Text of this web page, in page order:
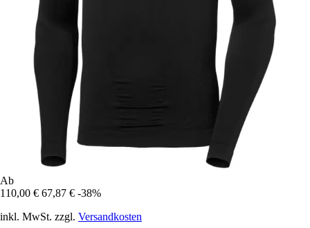
Ab
110,00 € 67,87 € -38%
inkl. MwSt. zzgl. Versandkosten